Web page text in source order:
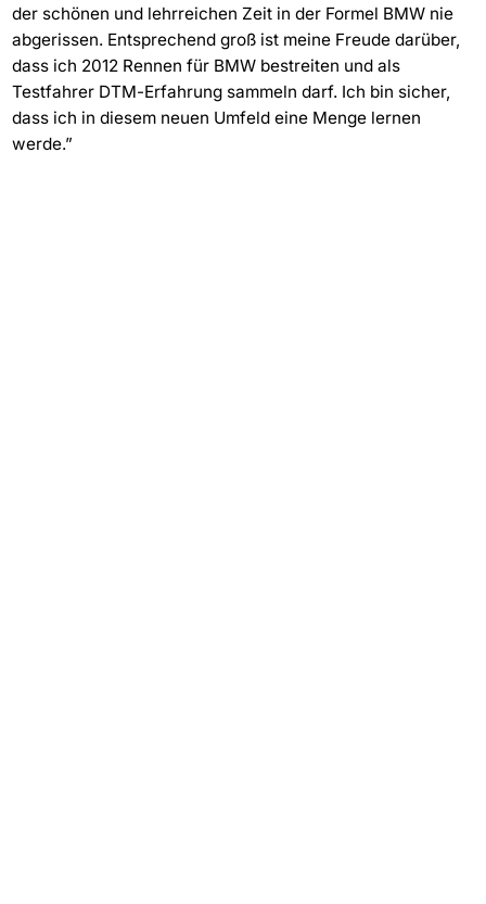
der schönen und lehrreichen Zeit in der Formel BMW nie
abgerissen. Entsprechend groß ist meine Freude darüber,
dass ich 2012 Rennen für BMW bestreiten und als
Testfahrer DTM-Erfahrung sammeln darf. Ich bin sicher,
dass ich in diesem neuen Umfeld eine Menge lernen
werde.”